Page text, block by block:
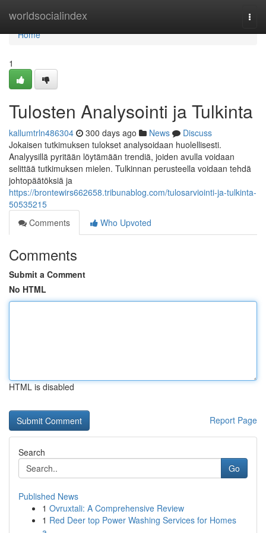
worldsocialindex
Home
Home
1
Tulosten Analysointi ja Tulkinta
kallumtrln486304 300 days ago News
Discuss
Jokaisen tutkimuksen tulokset analysoidaan huolellisesti.
Analyysillä pyritään löytämään trendiä, joiden avulla voidaan
selittää tutkimuksen mielen. Tulkinnan perusteella voidaan tehdä
johtopäätöksiä ja
https://brontewirs662658.tribunablog.com/tulosarviointi-ja-tulkinta-
50535215
Comments
Who Upvoted
Comments
Submit a Comment
No HTML
HTML is disabled
Report Page
Search
Go
Published News
1 Ovruxtali: A Comprehensive Review
1 Red Deer top Power Washing Services for Homes